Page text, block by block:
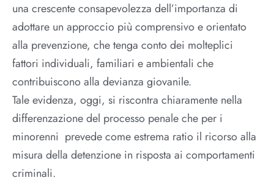
una crescente consapevolezza dell’importanza di
adottare un approccio più comprensivo e orientato
alla prevenzione, che tenga conto dei molteplici
fattori individuali, familiari e ambientali che
contribuiscono alla devianza giovanile.
Tale evidenza, oggi, si riscontra chiaramente nella
differenzazione del processo penale che per i
minorenni prevede come estrema ratio il ricorso alla
misura della detenzione in risposta ai comportamenti
criminali.